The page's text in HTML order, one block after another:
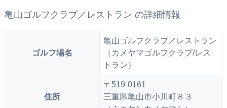
亀山ゴルフクラブ／レストラン の詳細情報
ゴルフ場名
亀山ゴルフクラブ／レストラン
（カメヤマゴルフクラブ/レス
トラン）
住所
〒519-0161
三重県亀山市小川町８３